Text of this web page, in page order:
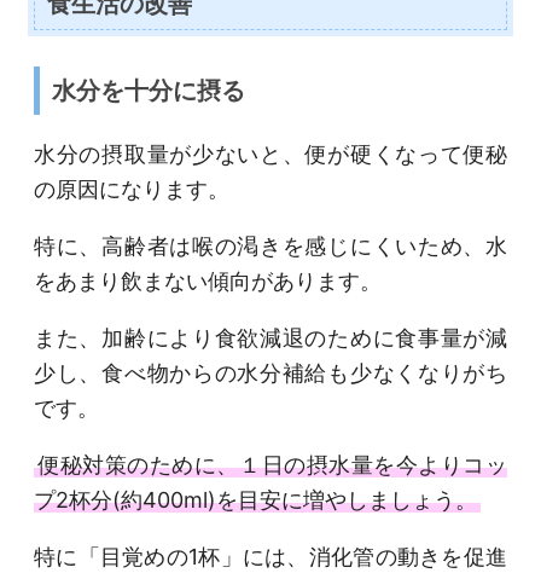
水分を十分に摂る
水分の摂取量が少ないと、便が硬くなって便秘
の原因になります。
特に、高齢者は喉の渇きを感じにくいため、水
をあまり飲まない傾向があります。
また、加齢により食欲減退のために食事量が減
少し、食べ物からの水分補給も少なくなりがち
です。
便秘対策のために、１日の摂水量を今よりコッ
プ2杯分(約400ml)を目安に増やしましょう。
特に「目覚めの1杯」には、消化管の動きを促進